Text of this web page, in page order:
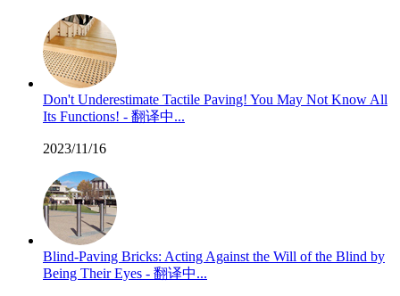
Don't Underestimate Tactile Paving! You May Not Know All
Its Functions! - 翻译中...
2023/11/16
Blind-Paving Bricks: Acting Against the Will of the Blind by
Being Their Eyes - 翻译中...